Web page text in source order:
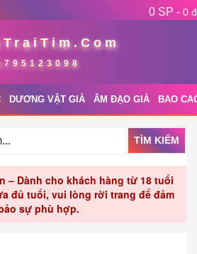
0 SP - 0 đ
DƯƠNG VẬT GIẢ ÂM ĐẠO GIẢ BAO
TÌM KIẾM
– Dành cho khách hàng từ 18 tuổi
đủ tuổi, vui lòng rời trang để đảm
sự phù hợp.